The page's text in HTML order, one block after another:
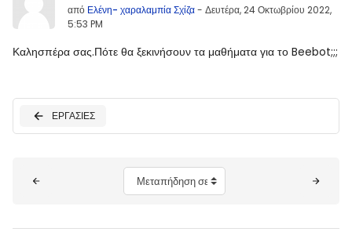
από Ελένη- χαραλαμπία Σχίζα-Δευτέρα, 24 Οκτωβρίου 2022,
5:53 PM
Καλησπέρα σας.Πότε θα ξεκινήσουν τα μαθήματα για το Beebot;;;
ΕΡΓΑΣΙΕΣ
Μεταπήδηση σε...